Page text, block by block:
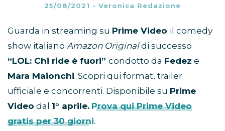
25/08/2021 - Veronica Redazione
Guarda in streaming su Prime Video il comedy
show italiano Amazon Originaldi successo
“LOL: Chi ride è fuori” condotto da Fedez e
Mara Maionchi. Scopri qui format, trailer
ufficiale e concorrenti. Disponibile su Prime
Video dal 1° aprile. Prova qui Prime Video
gratis per 30 giorni.